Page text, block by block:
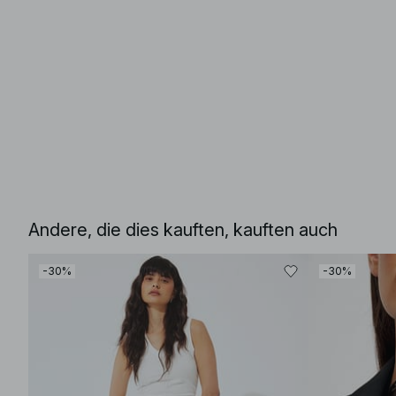
Andere, die dies kauften, kauften auch
-30% -30%